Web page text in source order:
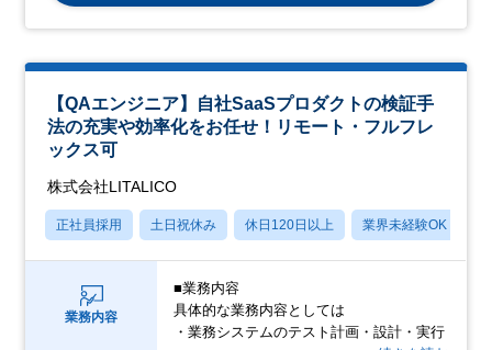
【QAエンジニア】自社SaaSプロダクトの検証手
法の充実や効率化をお任せ！リモート・フルフレ
ックス可
株式会社LITALICO
正社員採用 土日祝休み 休日120日以上 業界未経験OK
業務内容
■業務内容
具体的な業務内容としては
・業務システムのテスト計画・設計・実行